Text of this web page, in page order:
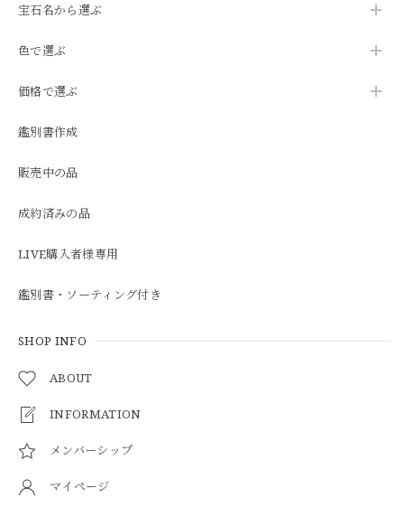
宝石名から選ぶ
色で選ぶ
価格で選ぶ
鑑別書作成
販売中の品
成約済みの品
LIVE購入者様専用
鑑別書・ソーティング付き
SHOP INFO
ABOUT
INFORMATION
メンバーシップ
マイページ